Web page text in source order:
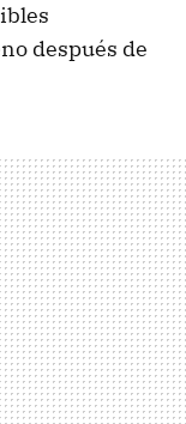
después de